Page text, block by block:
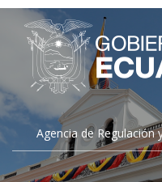
Agencia de Regulación